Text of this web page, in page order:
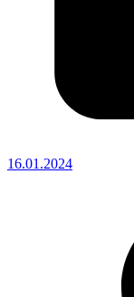
16.01.2024